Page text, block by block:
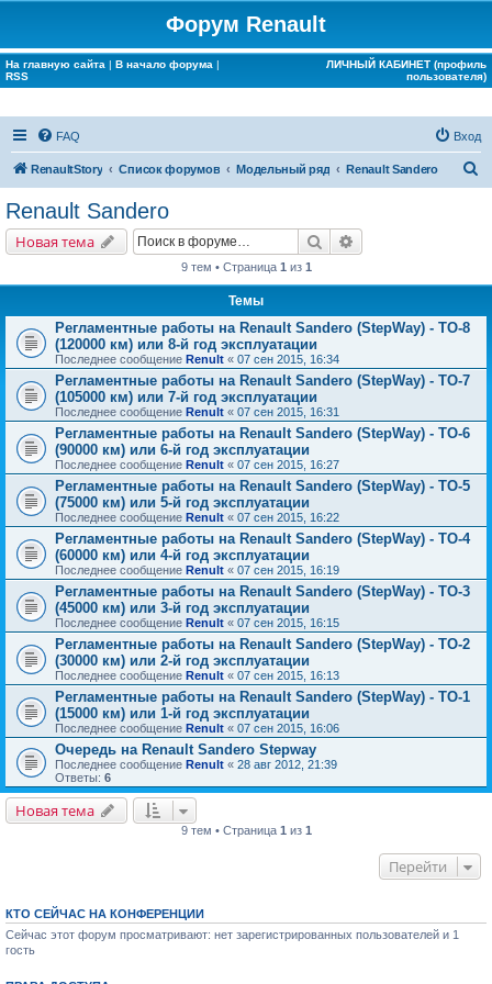
Форум Renault
На главную сайта | В начало форума |
RSS
ЛИЧНЫЙ КАБИНЕТ (профиль
пользователя)
FAQ Вход
RenaultStory Список форумов Модельный ряд Renault Sandero
Renault Sandero
Новая тема Поиск
9 тем • Страница 1 из 1
Темы
Регламентные работы на Renault Sandero (StepWay) - ТО-8
(120000 км) или 8-й год эксплуатации
Последнее сообщение Renult « 07 сен 2015, 16:34
Регламентные работы на Renault Sandero (StepWay) - ТО-7
(105000 км) или 7-й год эксплуатации
Последнее сообщение Renult « 07 сен 2015, 16:31
Регламентные работы на Renault Sandero (StepWay) - ТО-6
(90000 км) или 6-й год эксплуатации
Последнее сообщение Renult « 07 сен 2015, 16:27
Регламентные работы на Renault Sandero (StepWay) - ТО-5
(75000 км) или 5-й год эксплуатации
Последнее сообщение Renult « 07 сен 2015, 16:22
Регламентные работы на Renault Sandero (StepWay) - ТО-4
(60000 км) или 4-й год эксплуатации
Последнее сообщение Renult « 07 сен 2015, 16:19
Регламентные работы на Renault Sandero (StepWay) - ТО-3
(45000 км) или 3-й год эксплуатации
Последнее сообщение Renult « 07 сен 2015, 16:15
Регламентные работы на Renault Sandero (StepWay) - ТО-2
(30000 км) или 2-й год эксплуатации
Последнее сообщение Renult « 07 сен 2015, 16:13
Регламентные работы на Renault Sandero (StepWay) - ТО-1
(15000 км) или 1-й год эксплуатации
Последнее сообщение Renult « 07 сен 2015, 16:06
Очередь на Renault Sandero Stepway
Последнее сообщение Renult « 28 авг 2012, 21:39
Ответы: 6
Новая тема
9 тем • Страница 1 из 1
Перейти
КТО СЕЙЧАС НА КОНФЕРЕНЦИИ
Сейчас этот форум просматривают: нет зарегистрированных пользователей и 1
гость